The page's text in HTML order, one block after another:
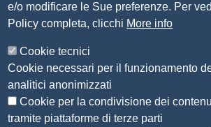
Amministrazione Trasparente
Organizzazione
Bandi di concorso
Bandi di gara e contratti
Provvedimenti
Attività e procedimenti
e/o modificare le Sue preferenze. Per
Policy completa, clicchi More info
Cookie tecnici
Cookie necessari per il funzionamento
analitici anonimizzati
Cookie per la condivisione dei
tramite piattaforme di terze parti